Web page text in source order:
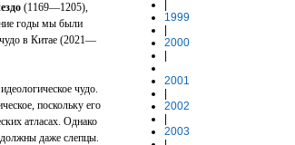
(1169—1205),
годы мы были
чудо в Китае (2021—
чудо.
поскольку его
атласах. Однако
даже слепцы.
1999
2000
2001
2002
2003